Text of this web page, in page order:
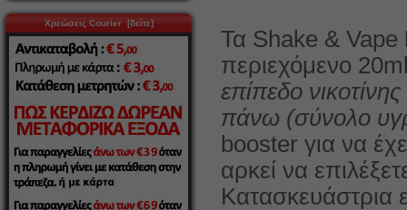
Χρεώσεις Courier [δείτε]
Τα Shake & Vape
περιεχόμενο
επίπεδο
πάνω (σύνολο
booster για να
αρκεί να
Κατασκευάστρια